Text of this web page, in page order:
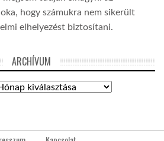
hogy számukra nem sikerült
elhelyezést biztosítani.
ARCHÍVUM